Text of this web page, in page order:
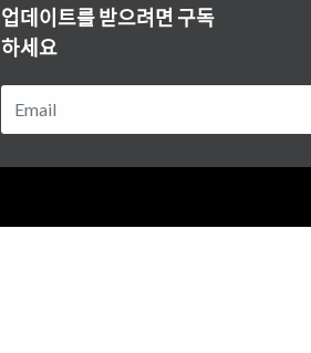
업데이트를 받으려면 구독
하세요